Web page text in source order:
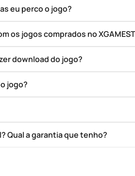
eu perco o jogo?
os jogos comprados no
download do jogo?
jogo?
Qual a garantia que tenho?